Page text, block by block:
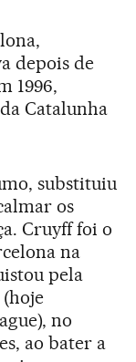
depois de
1996,
Catalunha
substituiu
os
Cruyff foi o
na
pela
no
ao bater a